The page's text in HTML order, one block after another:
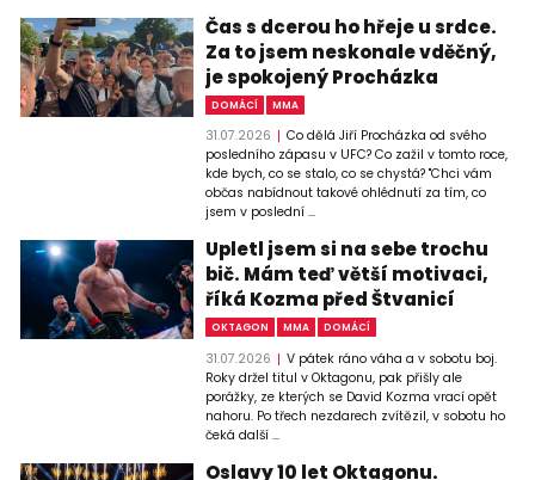
Čas s dcerou ho hřeje u srdce.
Za to jsem neskonale vděčný,
je spokojený Procházka
DOMÁCÍ MMA
31.07.2026
Co dělá Jiří Procházka od svého
posledního zápasu v UFC? Co zažil v tomto roce,
kde bych, co se stalo, co se chystá? "Chci vám
občas nabídnout takové ohlédnutí za tím, co
jsem v poslední ...
Upletl jsem si na sebe trochu
bič. Mám teď větší motivaci,
říká Kozma před Štvanicí
OKTAGON MMA DOMÁCÍ
31.07.2026
V pátek ráno váha a v sobotu boj.
Roky držel titul v Oktagonu, pak přišly ale
porážky, ze kterých se David Kozma vrací opět
nahoru. Po třech nezdarech zvítězil, v sobotu ho
čeká další ...
Oslavy 10 let Oktagonu.